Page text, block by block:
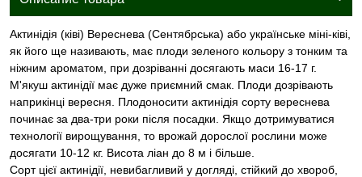
Актинідія (ківі) Вереснева (Сентябрська) або українське міні-ківі,
як його ще називають, має плоди зеленого кольору з тонким та
ніжним ароматом, при дозріванні досягають маси 16-17 г.
М'якуш актинідії має дуже приємний смак. Плоди дозрівають
наприкінці вересня. Плодоносити актинідія сорту вереснева
починає за два-три роки після посадки. Якщо дотримуватися
технології вирощування, то врожай дорослої рослини може
досягати 10-12 кг. Висота ліан до 8 м і більше.
Сорт цієї актинідії, невибагливий у догляді, стійкий до хвороб,